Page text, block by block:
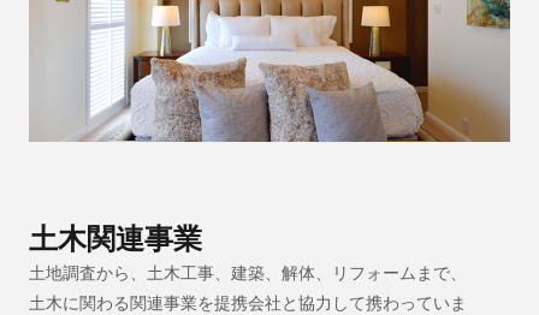
土木関連事業
土地調査から、土木工事、建築、解体、リフォームまで、
土木に関わる関連事業を提携会社と協力して携わっていま